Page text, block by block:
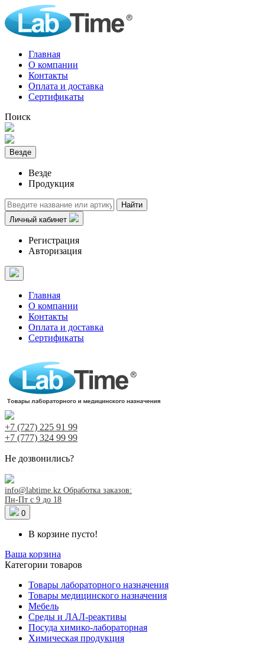
Главная
О компании
Контакты
Оплата и доставка
Сертификаты
Поиск
Везде
Везде
Продукция
Найти
Личный кабинет
Регистрация
Авторизация
Главная
О компании
Контакты
Оплата и доставка
Сертификаты
+7 (727) 225 91 99
+7 (777) 324 99 99
Не дозвонились?
info@labtime.kz Обработка заказов:
Пн-Пт с 9 до 18
0
В корзине пусто!
Ваша корзина
Категории товаров
Товары лабораторного назначения
Товары медицинского назначения
Мебель
Среды и ЛАЛ-реактивы
Посуда химико-лабораторная
Химическая продукция